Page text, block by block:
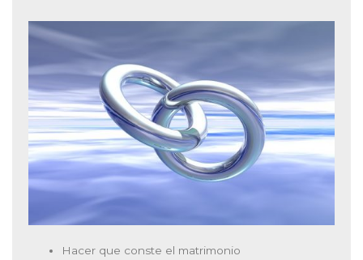
Hacer que conste el matrimonio